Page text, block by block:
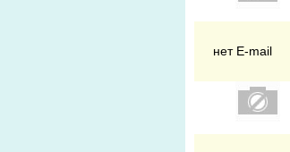
нет E-mail